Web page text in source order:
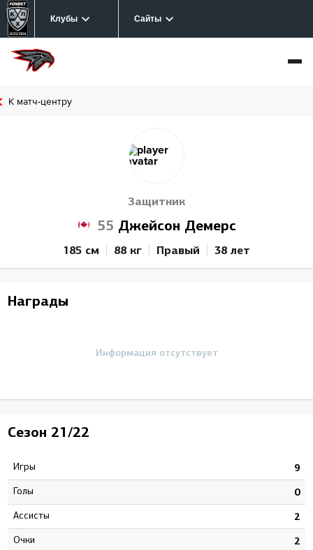
Клубы Сайты
К матч-центру
Защитник
55 Джейсон Демерс
185 см 88 кг Правый 38 лет
Награды
Информация отсутствует
Сезон 21/22
Игры 9
Голы 0
Ассисты 2
Очки 2